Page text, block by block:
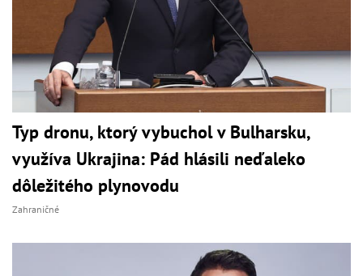
Typ dronu, ktorý vybuchol v Bulharsku,
využíva Ukrajina: Pád hlásili neďaleko
dôležitého plynovodu
Zahraničné